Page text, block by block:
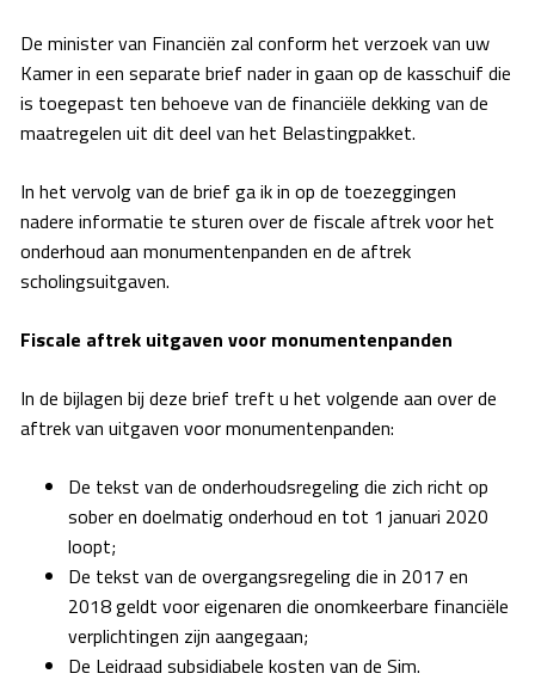
De minister van Financiën zal conform het verzoek van uw
Kamer in een separate brief nader in gaan op de kasschuif die
is toegepast ten behoeve van de financiële dekking van de
maatregelen uit dit deel van het Belastingpakket.
In het vervolg van de brief ga ik in op de toezeggingen
nadere informatie te sturen over de fiscale aftrek voor het
onderhoud aan monumentenpanden en de aftrek
scholingsuitgaven.
Fiscale aftrek uitgaven voor monumentenpanden
In de bijlagen bij deze brief treft u het volgende aan over de
aftrek van uitgaven voor monumentenpanden:
De tekst van de onderhoudsregeling die zich richt op
sober en doelmatig onderhoud en tot 1 januari 2020
loopt;
De tekst van de overgangsregeling die in 2017 en
2018 geldt voor eigenaren die onomkeerbare financiële
verplichtingen zijn aangegaan;
De Leidraad subsidiabele kosten van de Sim.